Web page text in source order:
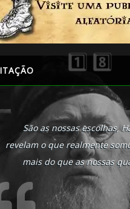
São as nossas escolhas,
revelam o que realmente
mais do que as nossas
1️⃣ 8️⃣
1️⃣ 8️⃣